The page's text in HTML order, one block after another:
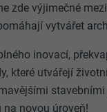
zde výjimečné
vytvářet
inovací,
které utvářejí
novou úroveň!